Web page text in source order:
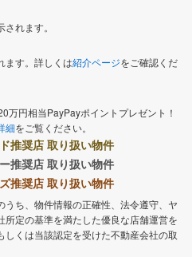
れます。
ます。詳しくは紹介ページをご確認くだ
万円相当PayPayポイントプレゼント！
細をご覧ください。
推奨店 取り扱い物件
推奨店 取り扱い物件
推奨店 取り扱い物件
ち、物件情報の正確性、法令遵守、ヤ
定の基準を満たした優良な店舗運営を
くは当該認定を受けた不動産会社の取